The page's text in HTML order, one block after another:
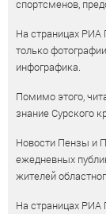
спортсменов,
На страницах РИА
только
инфографика.
Помимо этого,
знание Сурского
Новости Пензы и
ежедневных
жителей
На страницах